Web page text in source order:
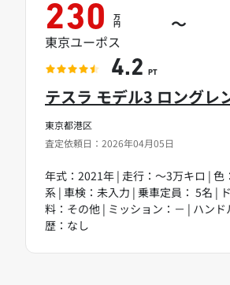
東京都港区
査定依頼日：2026年04月05日
テスラ モデル3 ロングレ
年式：2021年 | 走行：～3万キロ | 色
系 | 車検：未入力 | 乗車定員： 5名 |
料：その他 | ミッション：－ | ハンド
歴：なし
230 万
円 ～
東京ユーポス
4.2 PT